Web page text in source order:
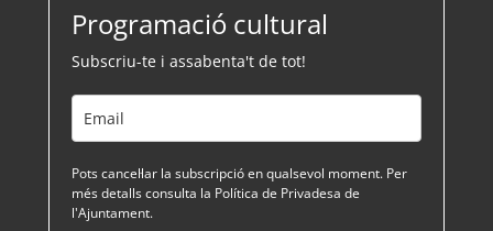
Programació cultural
Subscriu-te i assabenta't de tot!
Pots cancel·lar la subscripció en qualsevol moment. Per
més detalls consulta la Política de Privadesa de
l'Ajuntament.